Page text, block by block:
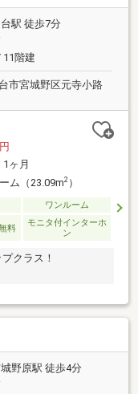
駅 徒歩7分
11階建
市宮城野区元寺小路
1ヶ月
ム（23.09m2）
ワンルーム
料
モニタ付インターホ
ン
クラス！
野原駅 徒歩4分